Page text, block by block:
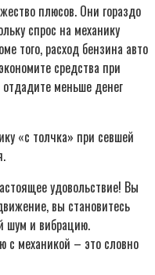
плюсов. Они гораздо
спрос на механику
того, расход бензина авто
средства при
отдадите меньше денег
«с толчка» при севшей
удовольствие! Вы
вы становитесь
шум и вибрацию.
с механикой – это словно